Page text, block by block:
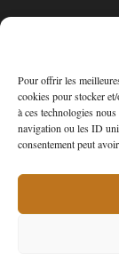
Pour offrir les
cookies pour stocker
à ces technologies
navigation ou les ID
consentement peut
Accessibilité
Mon Compte
Contact